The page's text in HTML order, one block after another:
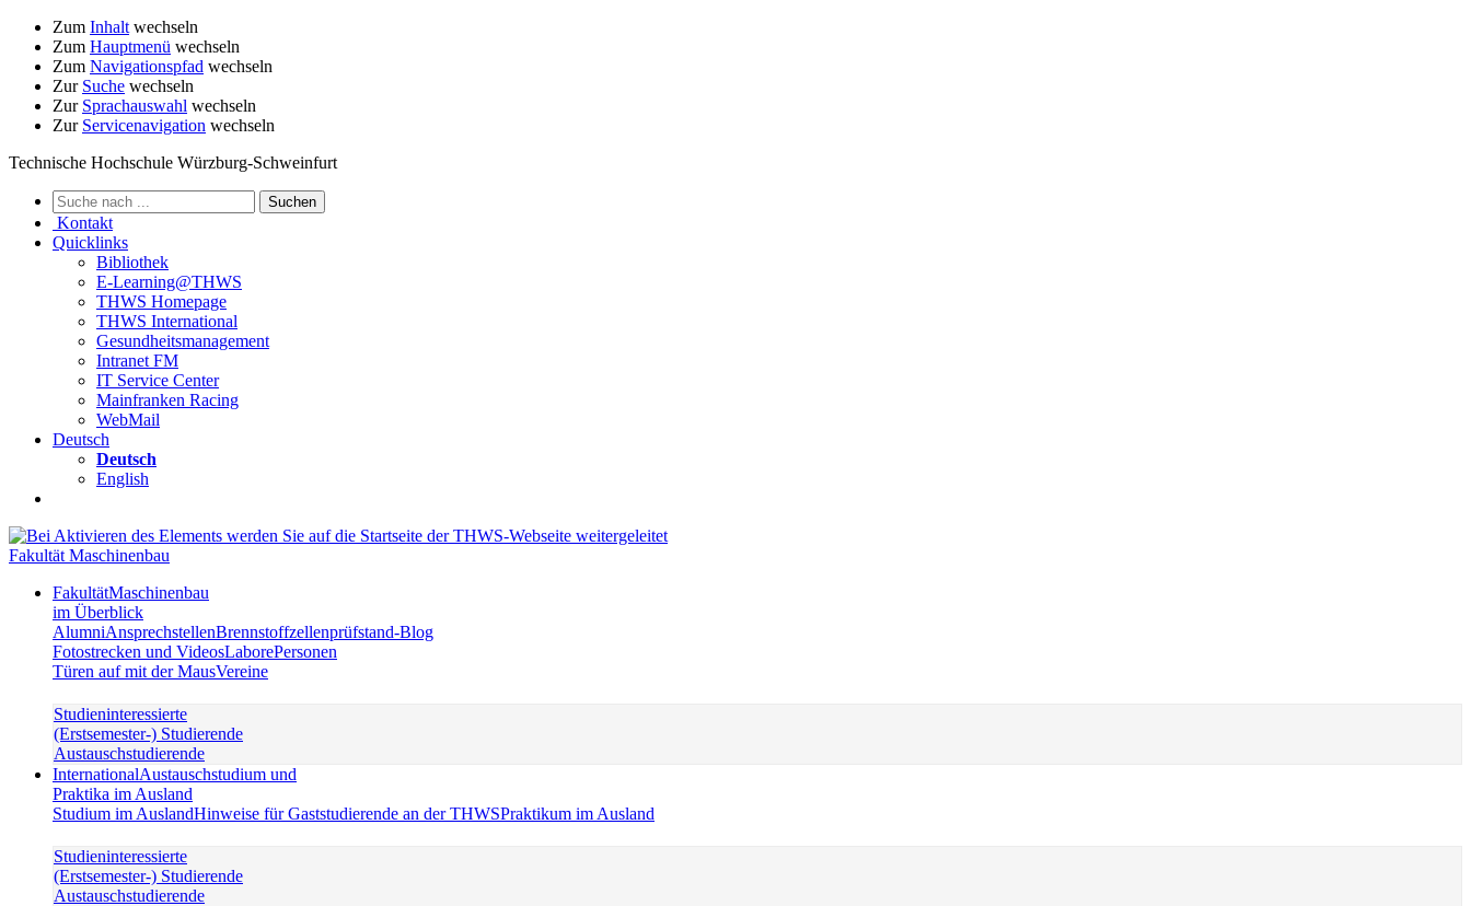
Zum Inhalt wechseln
Zum Hauptmenü wechseln
Zum Navigationspfad wechseln
Zur Suche wechseln
Zur Sprachauswahl wechseln
Zur Servicenavigation wechseln
Technische Hochschule Würzburg-Schweinfurt
Kontakt
Quicklinks
Bibliothek
E-Learning@THWS
THWS Homepage
THWS International
Gesundheitsmanagement
Intranet FM
IT Service Center
Mainfranken Racing
WebMail
Deutsch
Deutsch
English
Fakultät Maschinenbau
FakultätMaschinenbau
im Überblick
AlumniAnsprechstellenBrennstoffzellenprüfstand-Blog
Fotostrecken und VideosLaborePersonen
Türen auf mit der MausVereine
Studieninteressierte
(Erstsemester-) Studierende
Austauschstudierende
InternationalAustauschstudium und
Praktika im Ausland
Studium im AuslandHinweise für Gaststudierende an der THWSPraktikum im Ausland
Studieninteressierte
(Erstsemester-) Studierende
Austauschstudierende